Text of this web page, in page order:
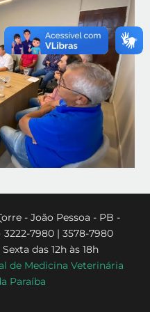
- João Pessoa - PB -
7980 | 3578-7980
das 12h às 18h
de Medicina Veterinária
Paraíba